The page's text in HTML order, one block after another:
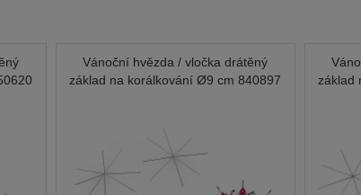
Vánoční hvězda / vločka drátěný
základ na korálkování Ø9 cm 840897
základ